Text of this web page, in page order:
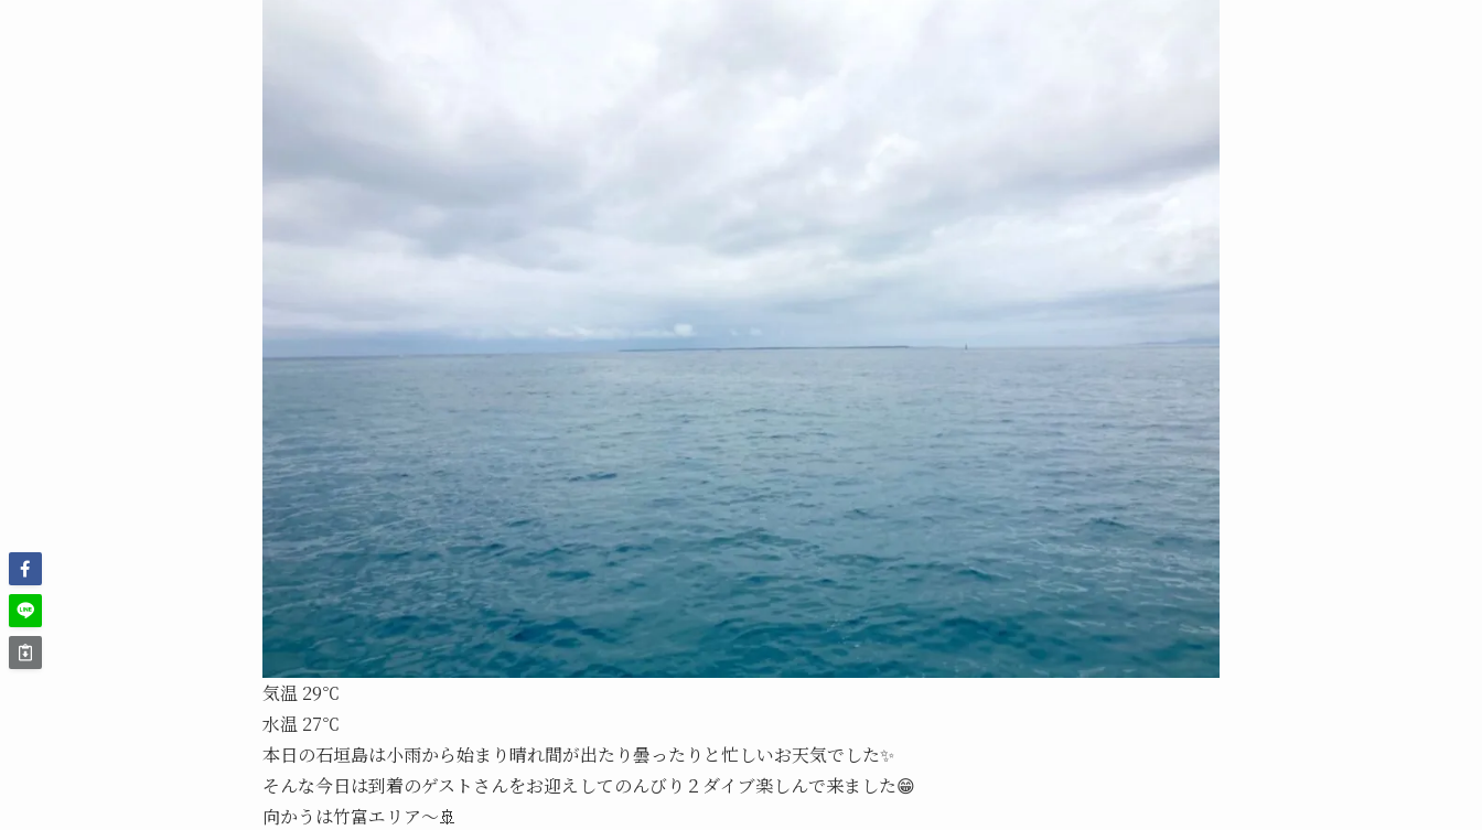
気温 29℃
水温 27℃
本日の石垣島は小雨から始まり晴れ間が出たり曇ったりと忙しいお天気でした✨
そんな今日は到着のゲストさんをお迎えしてのんびり２ダイブ楽しんで来ました😁
向かうは竹富エリア～🚢